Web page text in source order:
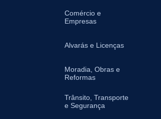
Comércio e
Empresas
Alvarás e Licenças
Moradia, Obras e
Reformas
Trânsito, Transporte
e Segurança